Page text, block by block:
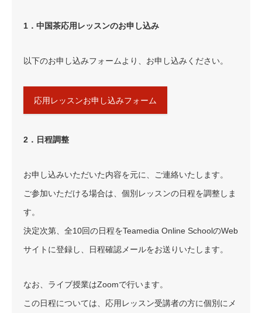
1．中国茶応用レッスンのお申し込み
以下のお申し込みフォームより、お申し込みください。
応用レッスンお申し込みフォーム
2．日程調整
お申し込みいただいた内容を元に、ご連絡いたします。
ご参加いただける場合は、個別レッスンの日程を調整しま
す。
決定次第、全10回の日程をTeamedia Online SchoolのWeb
サイトに登録し、日程確認メールをお送りいたします。
なお、ライブ授業はZoomで行います。
この日程については、応用レッスン受講者の方に個別にメ